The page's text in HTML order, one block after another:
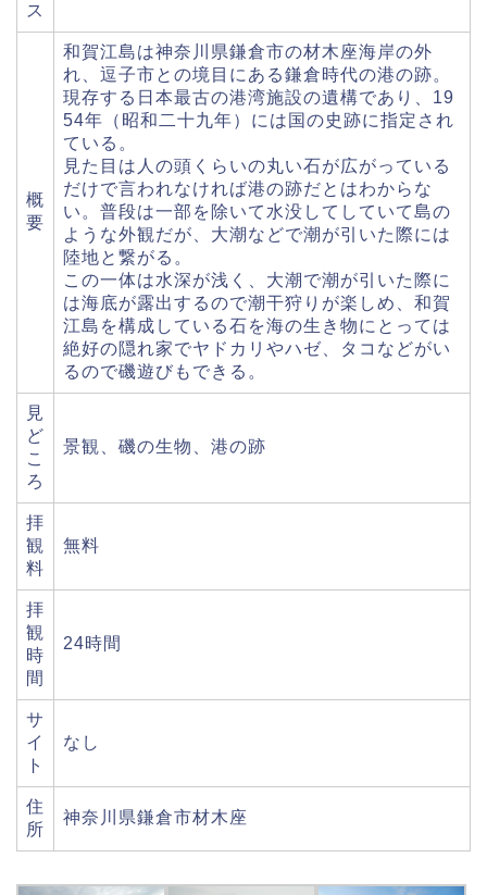
ス
概
要
和賀江島は神奈川県鎌倉市の材木座海岸の外
れ、逗子市との境目にある鎌倉時代の港の跡。
現存する日本最古の港湾施設の遺構であり、19
54年（昭和二十九年）には国の史跡に指定され
ている。
見た目は人の頭くらいの丸い石が広がっている
だけで言われなければ港の跡だとはわからな
い。普段は一部を除いて水没してしていて島の
ような外観だが、大潮などで潮が引いた際には
陸地と繋がる。
この一体は水深が浅く、大潮で潮が引いた際に
は海底が露出するので潮干狩りが楽しめ、和賀
江島を構成している石を海の生き物にとっては
絶好の隠れ家でヤドカリやハゼ、タコなどがい
るので磯遊びもできる。
見
ど
こ
ろ
景観、磯の生物、港の跡
拝
観
料
無料
拝
観
時
間
24時間
サ
イ
ト
なし
住
所
神奈川県鎌倉市材木座